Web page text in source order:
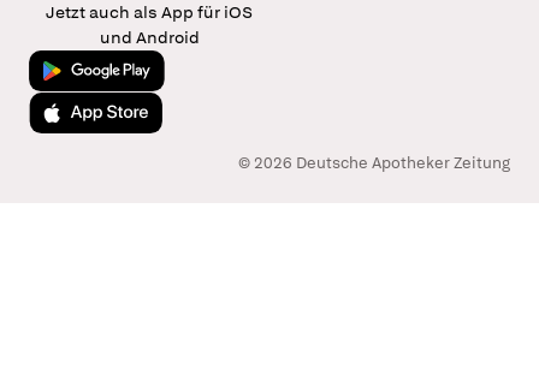
Jetzt auch als App für iOS
und Android
Jetzt bei Google Play
Laden im App Store
© 2026 Deutsche Apotheker Zeitung